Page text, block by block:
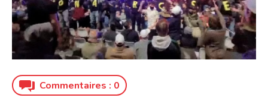
Commentaires : 0